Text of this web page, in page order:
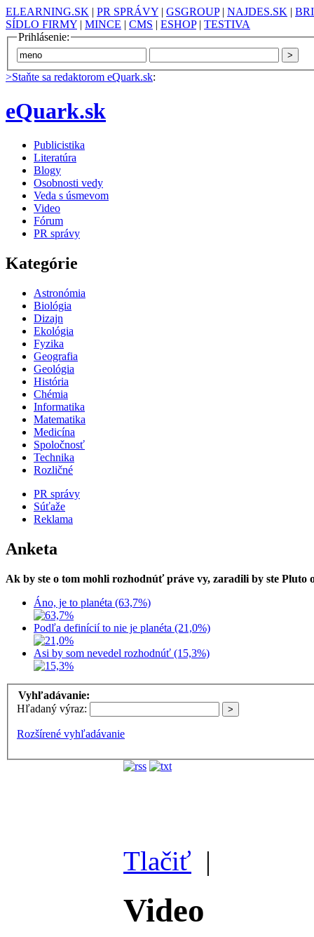
ELEARNING.SK | PR SPRÁVY | GSGROUP| NAJDES.SK |
SÍDLO FIRMY | MINCE | CMS | ESHOP| TESTIVA
Prihlásenie:
>Staňte sa redaktorom eQuark.sk:
eQuark.sk
Publicistika
Literatúra
Blogy
Osobnosti vedy
Veda s úsmevom
Video
Fórum
PR správy
Kategórie
Astronómia
Biológia
Dizajn
Ekológia
Fyzika
Geografia
Geológia
História
Chémia
Informatika
Matematika
Medicína
Spoločnosť
Technika
Rozličné
PR správy
Súťaže
Reklama
Anketa
Ak by ste o tom mohli rozhodnúť práve vy, zaradili by ste Pluto
Áno, je to planéta (63,7%)
Podľa definícií to nie je planéta (21,0%)
Asi by som nevedel rozhodnúť (15,3%)
Vyhľadávanie:
Hľadaný výraz:
Rozšírené vyhľadávanie
Tlačiť |
Video